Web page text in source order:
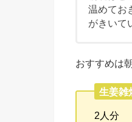
温めてお
がきいて
おすすめは
生姜雑
2人分